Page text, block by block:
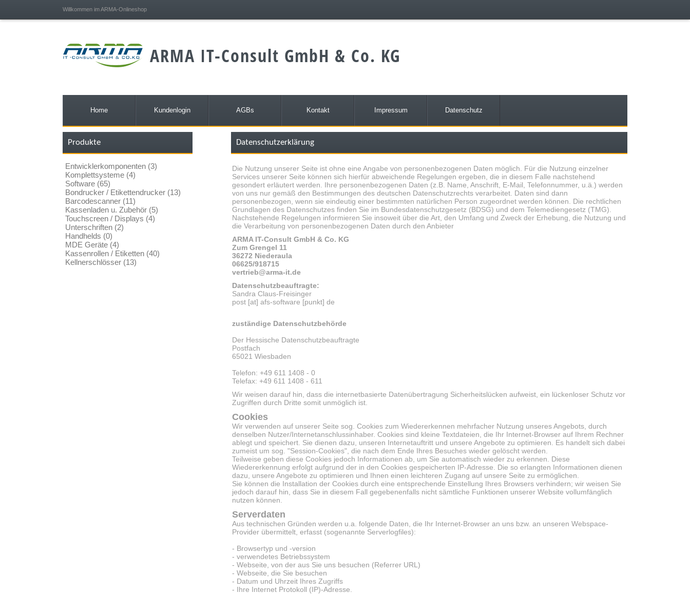
Willkommen im ARMA-Onlineshop
ARMA IT-Consult GmbH & Co. KG
Home Kundenlogin AGBs Kontakt Impressum Datenschutz
Produkte
Entwicklerkomponenten (3)
Komplettsysteme (4)
Software (65)
Bondrucker / Etikettendrucker (13)
Barcodescanner (11)
Kassenladen u. Zubehör (5)
Touchscreen / Displays (4)
Unterschriften (2)
Handhelds (0)
MDE Geräte (4)
Kassenrollen / Etiketten (40)
Kellnerschlösser (13)
Datenschutzerklärung
Die Nutzung unserer Seite ist ohne eine Angabe von personenbezogenen Daten möglich. Für die Nutzung einzelner
Services unserer Seite können sich hierfür abweichende Regelungen ergeben, die in diesem Falle nachstehend
gesondert erläutert werden. Ihre personenbezogenen Daten (z.B. Name, Anschrift, E-Mail, Telefonnummer, u.ä.) werden
von uns nur gemäß den Bestimmungen des deutschen Datenschutzrechts verarbeitet. Daten sind dann
personenbezogen, wenn sie eindeutig einer bestimmten natürlichen Person zugeordnet werden können. Die rechtlichen
Grundlagen des Datenschutzes finden Sie im Bundesdatenschutzgesetz (BDSG) und dem Telemediengesetz (TMG).
Nachstehende Regelungen informieren Sie insoweit über die Art, den Umfang und Zweck der Erhebung, die Nutzung und
die Verarbeitung von personenbezogenen Daten durch den Anbieter
ARMA IT-Consult GmbH & Co. KG
Zum Grengel 11
36272 Niederaula
06625/918715
vertrieb@arma-it.de
Datenschutzbeauftragte:
Sandra Claus-Freisinger
post [at] afs-software [punkt] de
zuständige Datenschutzbehörde
Der Hessische Datenschutzbeauftragte
Postfach
65021 Wiesbaden
Telefon: +49 611 1408 - 0
Telefax: +49 611 1408 - 611
Wir weisen darauf hin, dass die internetbasierte Datenübertragung Sicherheitslücken aufweist, ein lückenloser Schutz vor
Zugriffen durch Dritte somit unmöglich ist.
Cookies
Wir verwenden auf unserer Seite sog. Cookies zum Wiedererkennen mehrfacher Nutzung unseres Angebots, durch
denselben Nutzer/Internetanschlussinhaber. Cookies sind kleine Textdateien, die Ihr Internet-Browser auf Ihrem Rechner
ablegt und speichert. Sie dienen dazu, unseren Internetauftritt und unsere Angebote zu optimieren. Es handelt sich dabei
zumeist um sog. "Session-Cookies", die nach dem Ende Ihres Besuches wieder gelöscht werden.
Teilweise geben diese Cookies jedoch Informationen ab, um Sie automatisch wieder zu erkennen. Diese
Wiedererkennung erfolgt aufgrund der in den Cookies gespeicherten IP-Adresse. Die so erlangten Informationen dienen
dazu, unsere Angebote zu optimieren und Ihnen einen leichteren Zugang auf unsere Seite zu ermöglichen.
Sie können die Installation der Cookies durch eine entsprechende Einstellung Ihres Browsers verhindern; wir weisen Sie
jedoch darauf hin, dass Sie in diesem Fall gegebenenfalls nicht sämtliche Funktionen unserer Website vollumfänglich
nutzen können.
Serverdaten
Aus technischen Gründen werden u.a. folgende Daten, die Ihr Internet-Browser an uns bzw. an unseren Webspace-
Provider übermittelt, erfasst (sogenannte Serverlogfiles):
- Browsertyp und -version
- verwendetes Betriebssystem
- Webseite, von der aus Sie uns besuchen (Referrer URL)
- Webseite, die Sie besuchen
- Datum und Uhrzeit Ihres Zugriffs
- Ihre Internet Protokoll (IP)-Adresse.